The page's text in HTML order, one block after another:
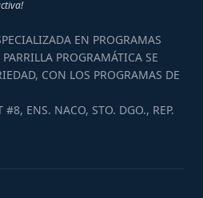
EN PROGRAMAS
PROGRAMÁTICA SE
CON LOS PROGRAMAS DE
#8, ENS. NACO, STO. DGO., REP.